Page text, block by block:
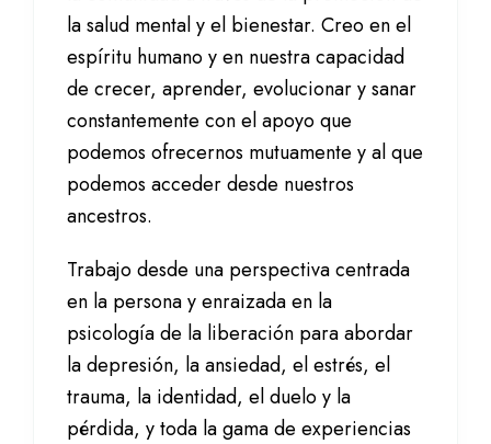
la salud mental y el bienestar. Creo en el
espíritu humano y en nuestra capacidad
de crecer, aprender, evolucionar y sanar
constantemente con el apoyo que
podemos ofrecernos mutuamente y al que
podemos acceder desde nuestros
ancestros.
Trabajo desde una perspectiva centrada
en la persona y enraizada en la
psicología de la liberación para abordar
la depresión, la ansiedad, el estrés, el
trauma, la identidad, el duelo y la
pérdida, y toda la gama de experiencias